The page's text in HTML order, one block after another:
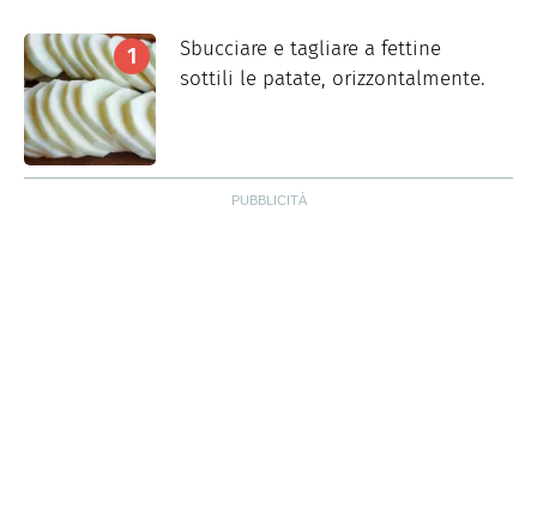
Sbucciare e tagliare a fettine
sottili le patate, orizzontalmente.